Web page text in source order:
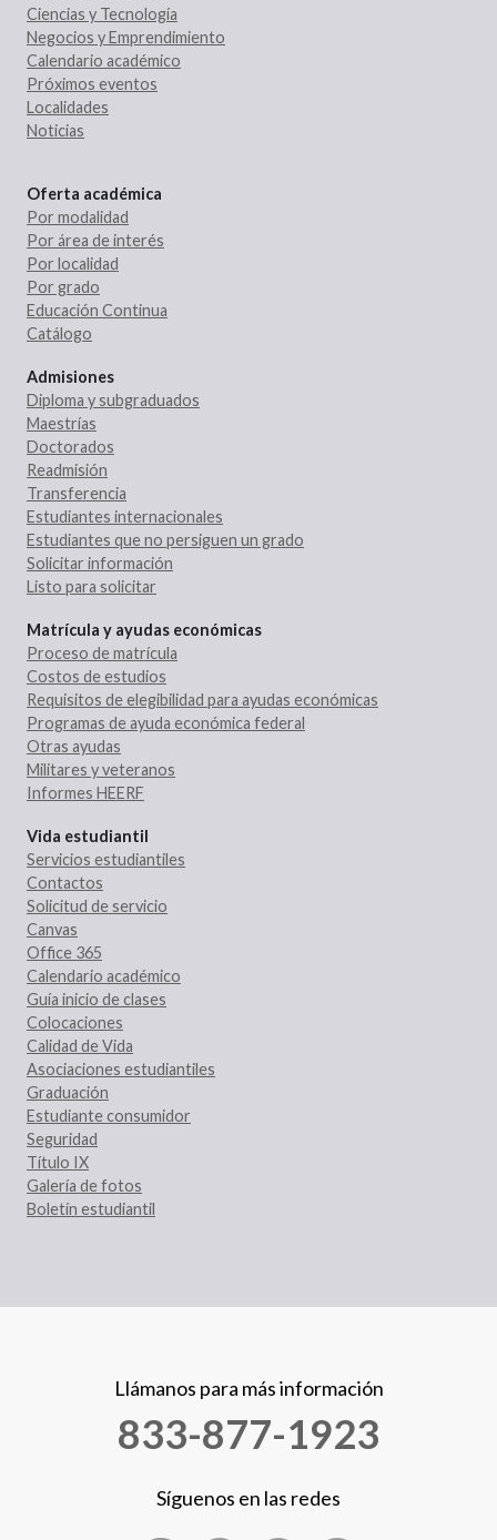
Ciencias y Tecnología
Negocios y Emprendimiento
Calendario académico
Próximos eventos
Localidades
Noticias
Oferta académica
Por modalidad
Por área de interés
Por localidad
Por grado
Educación Continua
Catálogo
Admisiones
Diploma y subgraduados
Maestrías
Doctorados
Readmisión
Transferencia
Estudiantes internacionales
Estudiantes que no persiguen un grado
Solicitar información
Listo para solicitar
Matrícula y ayudas económicas
Proceso de matrícula
Costos de estudios
Requisitos de elegibilidad para ayudas económicas
Programas de ayuda económica federal
Otras ayudas
Militares y veteranos
Informes HEERF
Vida estudiantil
Servicios estudiantiles
Contactos
Solicitud de servicio
Canvas
Office 365
Calendario académico
Guía inicio de clases
Colocaciones
Calidad de Vida
Asociaciones estudiantiles
Graduación
Estudiante consumidor
Seguridad
Título IX
Galería de fotos
Boletín estudiantil
Llámanos para más información
833-877-1923
Síguenos en las redes